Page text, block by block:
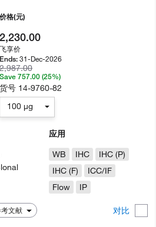
文献 对比
应用
WB
IHC
IHC (P)
IHC (F)
ICC/IF
Flow
IP
价格(元)
2,230.00
飞享价
Ends:31-Dec-2026
2,987.00
Save 757.00 (25%)
货号 14-9760-82
100 µg